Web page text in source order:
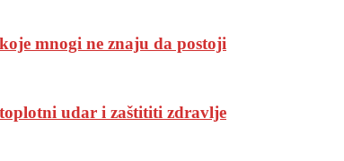
mnogi ne znaju da postoji
udar i zaštititi zdravlje